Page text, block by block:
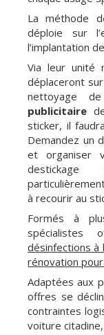
La méthode
déploie sur
l’implantation
Via leur unité
déplaceront
nettoyage
publicitaire
sticker, il
Demandez un
et organiser
destickage
à recourir au
Formés à
spécialistes
désinfections à
rénovation
Adaptées aux
offres se
contraintes
voiture